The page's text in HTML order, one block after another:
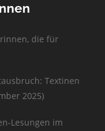
die für
Textinen
2025)
Lesungen im